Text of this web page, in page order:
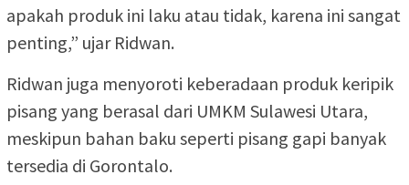
apakah produk ini laku atau tidak, karena ini sangat
penting,” ujar Ridwan.
Ridwan juga menyoroti keberadaan produk keripik
pisang yang berasal dari UMKM Sulawesi Utara,
meskipun bahan baku seperti pisang gapi banyak
tersedia di Gorontalo.